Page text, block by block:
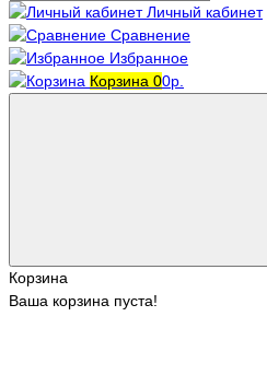
Личный кабинет
Сравнение
Избранное
Корзина 00р.
Корзина
Ваша корзина пуста!